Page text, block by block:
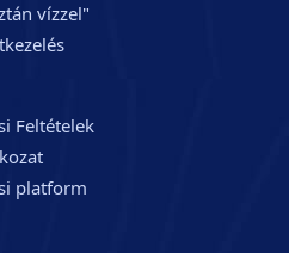
vízzel"
Feltételek
platform